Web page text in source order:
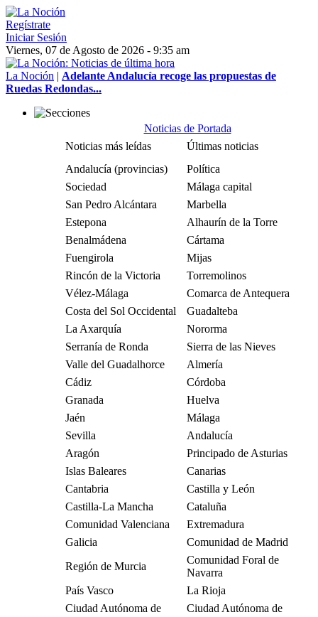
Regístrate
Iniciar Sesión
Viernes, 07 de Agosto de 2026 - 9:35 am
La Noción | Adelante Andalucía recoge las propuestas de
Ruedas Redondas...
Noticias de Portada
Noticias más leídas
Últimas noticias
Andalucía (provincias)
Política
Sociedad
Málaga capital
San Pedro Alcántara
Marbella
Estepona
Alhaurín de la Torre
Benalmádena
Cártama
Fuengirola
Mijas
Rincón de la Victoria
Torremolinos
Vélez-Málaga
Comarca de Antequera
Costa del Sol Occidental
Guadalteba
La Axarquía
Nororma
Serranía de Ronda
Sierra de las Nieves
Valle del Guadalhorce
Almería
Cádiz
Córdoba
Granada
Huelva
Jaén
Málaga
Sevilla
Andalucía
Aragón
Principado de Asturias
Islas Baleares
Canarias
Cantabria
Castilla y León
Castilla-La Mancha
Cataluña
Comunidad Valenciana
Extremadura
Galicia
Comunidad de Madrid
Región de Murcia
Comunidad Foral de
Navarra
País Vasco
La Rioja
Ciudad Autónoma de
Ciudad Autónoma de